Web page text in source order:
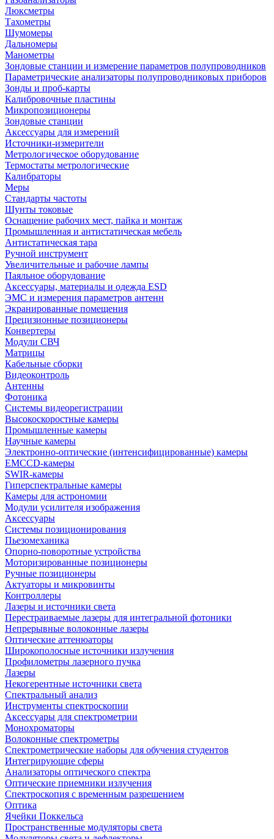
Люксметры
Тахометры
Шумомеры
Дальномеры
Манометры
Зондовые станции и измерение параметров полупроводников
Параметрические анализаторы полупроводниковых приборов
Зонды и проб-карты
Калибровочные пластины
Микропозиционеры
Зондовые станции
Аксессуары для измерений
Источники-измерители
Метрологическое оборудование
Термостаты метрологические
Калибраторы
Меры
Стандарты частоты
Шунты токовые
Оснащение рабочих мест, пайка и монтаж
Промышленная и антистатическая мебель
Антистатическая тара
Ручной инструмент
Увеличительные и рабочие лампы
Паяльное оборудование
Аксессуары, материалы и одежда ESD
ЭМС и измерения параметров антенн
Экранированные помещения
Прецизионные позиционеры
Конвертеры
Модули СВЧ
Матрицы
Кабельные сборки
Видеоконтроль
Антенны
Фотоника
Cистемы видеорегистрации
Высокоскоростные камеры
Промышленные камеры
Научные камеры
Электронно-оптические (интенсифицированные) камеры
EMCCD-камеры
SWIR-камеры
Гиперспектральные камеры
Камеры для астрономии
Модули усилителя изображения
Аксессуары
Системы позиционирования
Пьезомеханика
Опорно-поворотные устройства
Моторизированные позиционеры
Ручные позиционеры
Актуаторы и микровинты
Контроллеры
Лазеры и источники света
Перестраиваемые лазеры для интегральной фотоники
Непрерывные волоконные лазеры
Оптические аттенюаторы
Широкополосные источники излучения
Профилометры лазерного пучка
Лазеры
Некогерентные источники света
Спектральный анализ
Инструменты спектроскопии
Аксессуары для спектрометрии
Монохроматоры
Волоконные спектрометры
Спектрометрические наборы для обучения студентов
Интегрирующие сферы
Анализаторы оптического спектра
Оптические приемники излучения
Спектроскопия с временным разрешением
Оптика
Ячейки Поккельса
Пространственные модуляторы света